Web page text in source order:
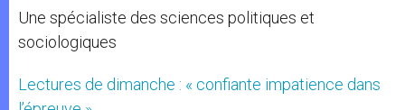
Une spécialiste des sciences politiques et
sociologiques
Lectures de dimanche : « confiante impatience dans